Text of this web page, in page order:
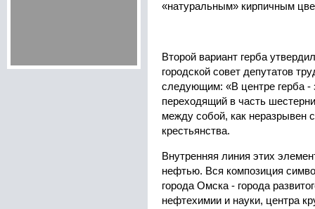
«натуральным» кирпичным
Второй вариант герба
городской совет депутатов
следующим: «В центре герба -
переходящий в часть
между собой, как неразрывен
крестьянства.
Внутренняя линия этих
нефтью. Вся композиция
города Омска - города
нефтехимии и науки, центра